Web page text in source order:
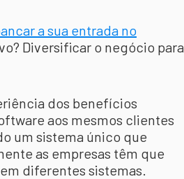
a sua entrada no
Diversificar o negócio para
dos benefícios
aos mesmos clientes
um sistema único que
as empresas têm que
diferentes sistemas.